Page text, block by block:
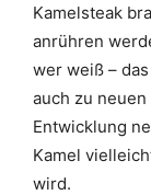
Kamelsteak
anrühren
wer weiß –
auch zu
Entwicklung
Kamel
wird.